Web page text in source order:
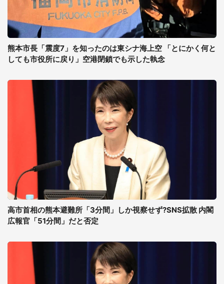
熊本市長「震度7」を知ったのは東シナ海上空 「とにかく何と
しても市役所に戻り」空港閉鎖でも示した執念
高市首相の熊本避難所「3分間」しか視察せず?SNS拡散 内閣
広報官「51分間」だと否定